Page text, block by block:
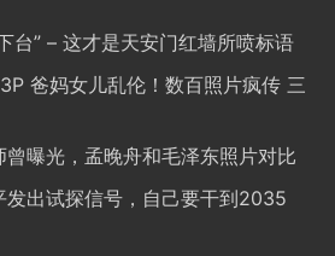
台” – 这才是天安门红墙所喷标语
爸妈女儿乱伦！数百照片疯传 三
曝光，孟晚舟和毛泽东照片对比
发出试探信号，自己要干到2035